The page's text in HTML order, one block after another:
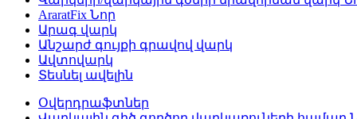
AraratFix Նոր
Արագ վարկ
Անշարժ գույքի գրավով վարկ
Ավտովարկ
Տեսնել ավելին
Օվերդրաֆտներ